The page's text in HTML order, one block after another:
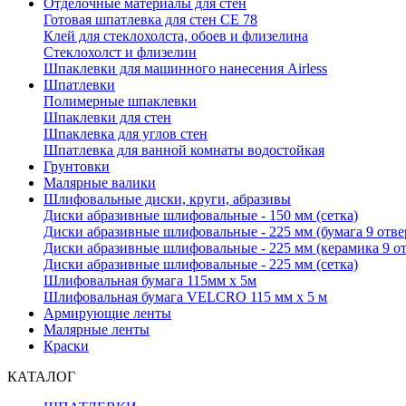
Отделочные материалы для стен
Готовая шпатлевка для стен CE 78
Клей для стеклохолста, обоев и флизелина
Стеклохолст и флизелин
Шпаклевки для машинного нанесения Airless
Шпатлевки
Полимерные шпаклевки
Шпаклевки для стен
Шпаклевка для углов стен
Шпатлевка для ванной комнаты водостойкая
Грунтовки
Малярные валики
Шлифовальные диски, круги, абразивы
Диски абразивные шлифовальные - 150 мм (сетка)
Диски абразивные шлифовальные - 225 мм (бумага 9
Диски абразивные шлифовальные - 225 мм (керамика 9
Диски абразивные шлифовальные - 225 мм (сетка)
Шлифовальная бумага 115мм х 5м
Шлифовальная бумага VELCRO 115 мм х 5 м
Армирующие ленты
Малярные ленты
Краски
КАТАЛОГ